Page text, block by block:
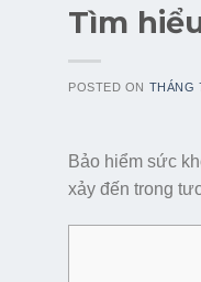
Tìm
POSTED ON THÁNG
Bảo hiểm sức
xảy đến trong